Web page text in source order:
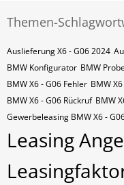
Themen-
Auslieferung X6 - G06 2024
BMW Konfigurator BMW
BMW X6 - G06 Fehler BMW
BMW X6 - G06 Rückruf BMW
Gewerbeleasing BMW X6 -
Leasing